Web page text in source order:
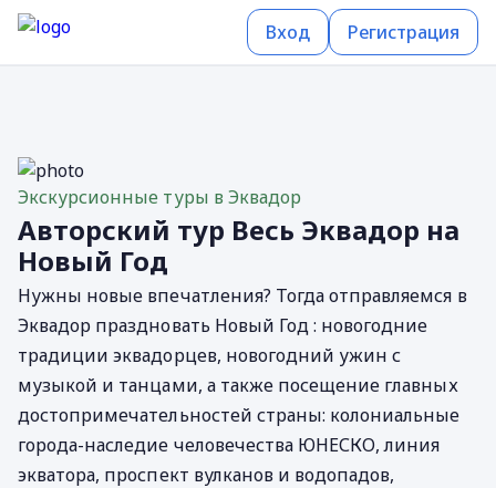
Вход Регистрация
Экскурсионные туры в Эквадор
Авторский тур Весь Эквадор на
Новый Год
Нужны новые впечатления? Тогда отправляемся в
Эквадор праздновать Новый Год : новогодние
традиции эквадорцев, новогодний ужин с
музыкой и танцами, а также посещение главных
достопримечательностей страны: колониальные
города-наследие человечества ЮНЕСКО, линия
экватора, проспект вулканов и водопадов,